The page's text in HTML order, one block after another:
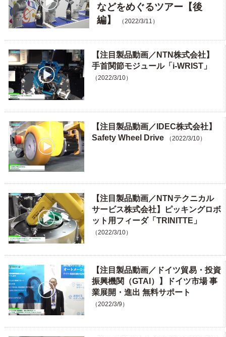
などをめぐるツアー【後
編】
（2022/3/11）
【注目製品動画／NTN株式会社】
手首関節モジュール「i-WRIST」
（2022/3/10）
【注目製品動画／IDEC株式会社】
Safety Wheel Drive
（2022/3/10）
【注目製品動画／NTNテクニカル
サービス株式会社】ピッキングロボ
ット用フィーダ「TRINITTE」
（2022/3/10）
【注目製品動画／ドイツ貿易・投資
振興機関（GTAI）】ドイツ市場 事
業展開・進出 無料サポート
（2022/3/9）